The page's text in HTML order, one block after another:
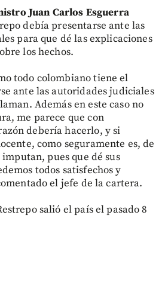
Juan Carlos Esguerra
debía presentarse ante las
para que dé las explicaciones
los hechos.
todo colombiano tiene el
ante las autoridades judiciales
Además en este caso no
me parece que con
debería hacerlo, y si
como seguramente es, de
imputan, pues que dé sus
todos satisfechos y
el jefe de la cartera.
salió el país el pasado 8